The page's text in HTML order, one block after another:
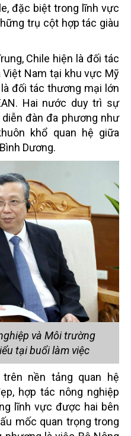
đặc biệt trong lĩnh vực
trụ cột hợp tác giàu
Chile hiện là đối tác
Nam tại khu vực Mỹ
đối tác thương mại lớn
Hai nước duy trì sự
đàn đa phương như
khổ quan hệ giữa
Dương.
và Môi trường
tại buổi làm việc
nền tảng quan hệ
hợp tác nông nghiệp
lĩnh vực được hai bên
mốc quan trọng trong